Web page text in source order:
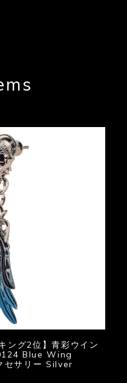
ング2位】青彩ウイン
Blue Wing
セサリー Silver